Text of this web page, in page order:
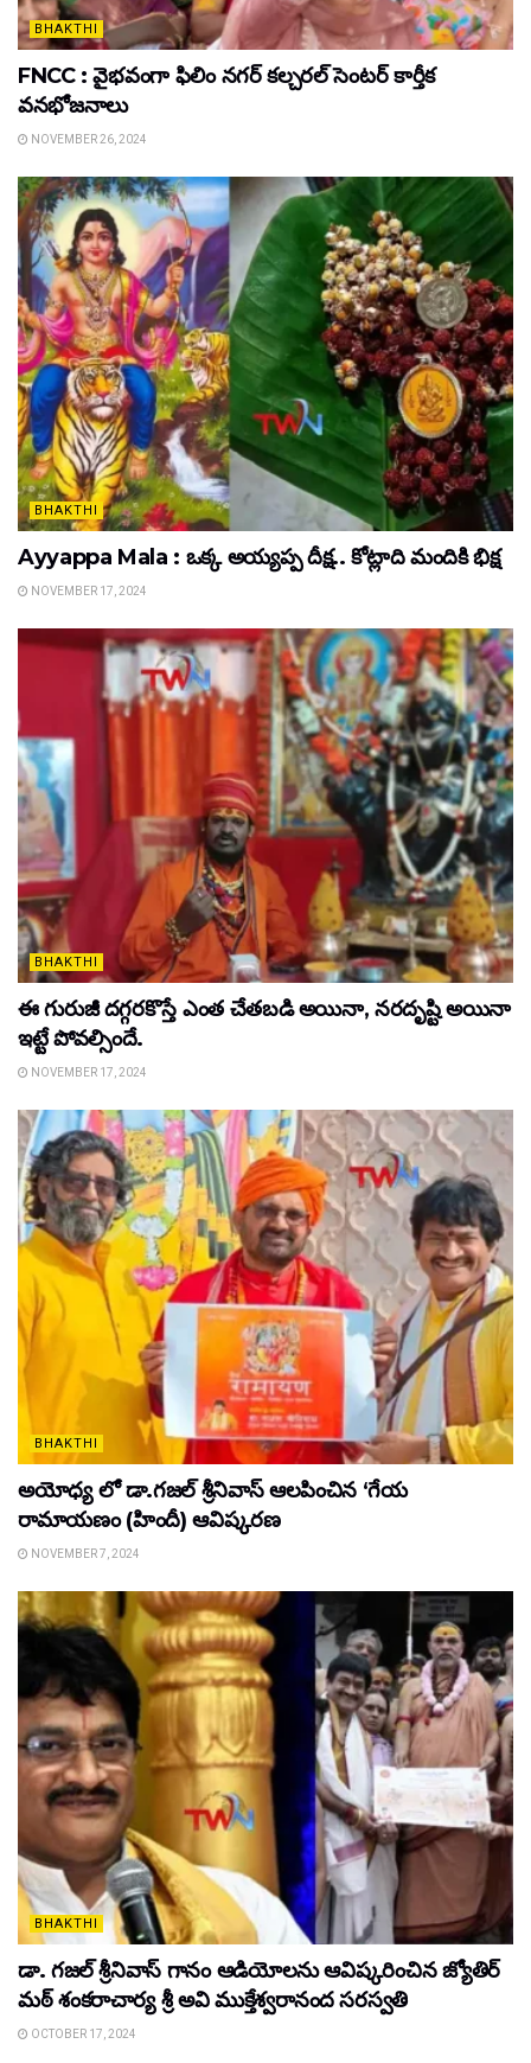
BHAKTHI
FNCC : వైభవంగా ఫిలిం నగర్ కల్చరల్ సెంటర్ కార్తీక
వనభోజనాలు
NOVEMBER 26, 2024
BHAKTHI
Ayyappa Mala : ఒక్క అయ్యప్ప దీక్ష.. కోట్లాది మందికి భిక్ష
NOVEMBER 17, 2024
BHAKTHI
ఈ గురుజీ ద‌గ్గ‌రకొస్తే ఎంత చేత‌బ‌డి అయినా, న‌ర‌దృష్టి అయినా
ఇట్టే పోవ‌ల్సిందే.
NOVEMBER 17, 2024
BHAKTHI
అయోధ్య లో డా.గజల్ శ్రీనివాస్ ఆలపించిన ‘గేయ
రామాయణం (హిందీ) ఆవిష్కరణ
NOVEMBER 7, 2024
BHAKTHI
డా. గజల్ శ్రీనివాస్ గానం ఆడియోలను ఆవిష్కరించిన జ్యోతిర్
మఠ్ శంకరాచార్య శ్రీ అవి ముక్తేశ్వరానంద సరస్వతి
OCTOBER 17, 2024